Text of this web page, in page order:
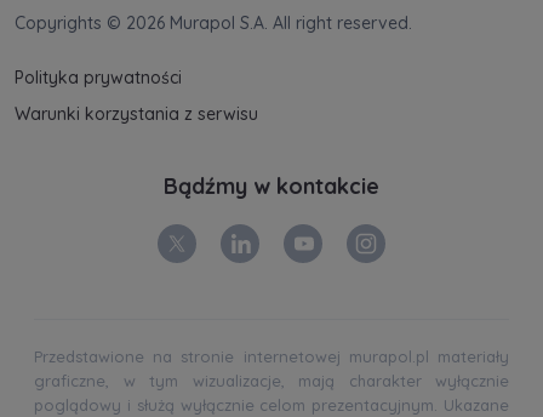
Copyrights © 2026 Murapol S.A. All right reserved.
Polityka prywatności
Warunki korzystania z serwisu
Bądźmy w kontakcie
Przedstawione na stronie internetowej murapol.pl materiały
graficzne, w tym wizualizacje, mają charakter wyłącznie
poglądowy i służą wyłącznie celom prezentacyjnym. Ukazane